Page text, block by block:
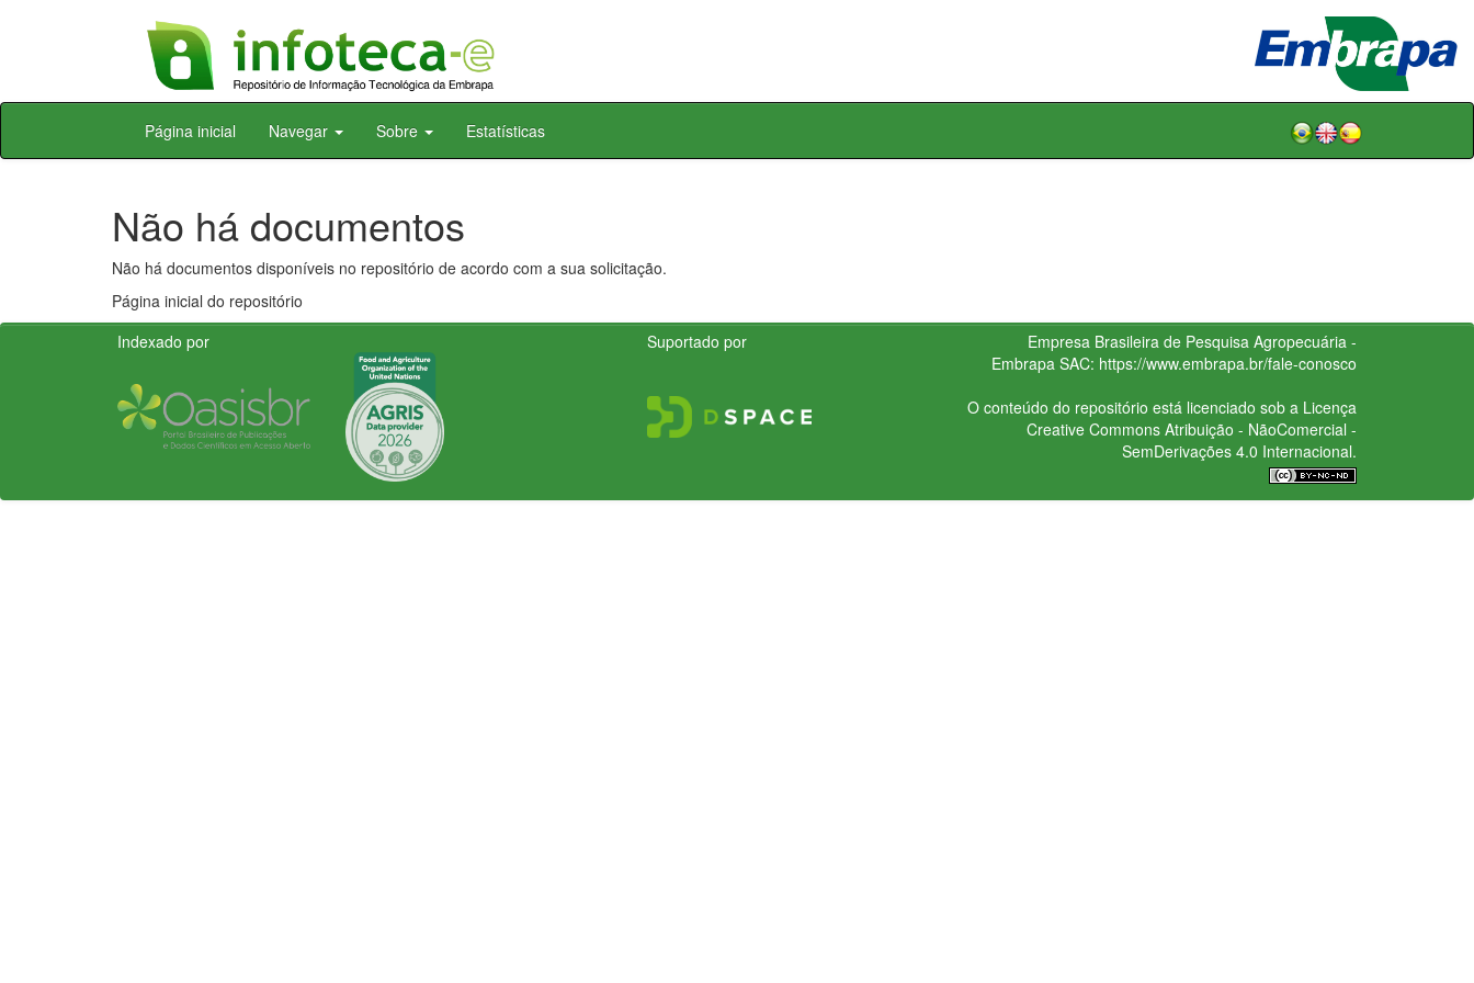
Skip
Página inicial Navegar Sobre Estatísticas
Não há documentos
Não há documentos disponíveis no repositório de acordo com a sua solicitação.
Página inicial do repositório
Indexado por
Suportado por
Empresa Brasileira de Pesquisa Agropecuária -
Embrapa SAC: https://www.embrapa.br/fale-conosco
O conteúdo do repositório está licenciado sob a Licença
Creative CommonsAtribuição - NãoComercial -
SemDerivações 4.0 Internacional.